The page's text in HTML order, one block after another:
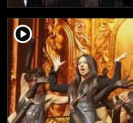
player2